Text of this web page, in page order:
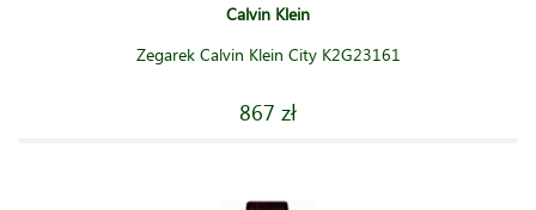
Calvin Klein
Zegarek Calvin Klein City K2G23161
867 zł